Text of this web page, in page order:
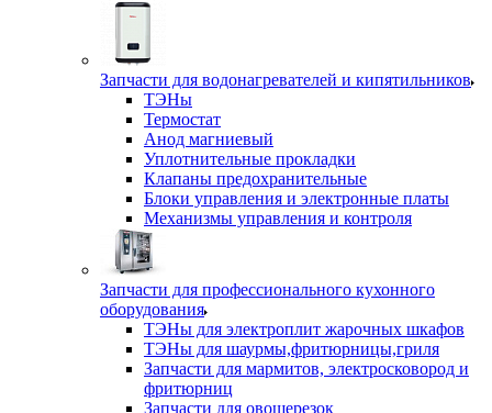
Запчасти для водонагревателей и кипятильников
ТЭНы
Термостат
Анод магниевый
Уплотнительные прокладки
Клапаны предохранительные
Блоки управления и электронные платы
Механизмы управления и контроля
Запчасти для профессионального кухонного
оборудования
ТЭНы для электроплит жарочных шкафов
ТЭНы для шаурмы,фритюрницы,гриля
Запчасти для мармитов, электросковород и
фритюрниц
Запчасти для овощерезок